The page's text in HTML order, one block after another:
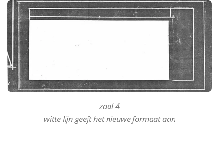
zaal 4
witte lijn geeft het nieuwe formaat aan